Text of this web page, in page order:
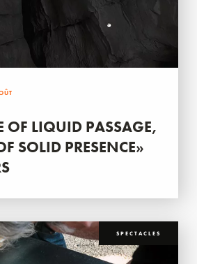
OF LIQUID PASSAGE,
SOLID PRESENCE»
SPECTACLES